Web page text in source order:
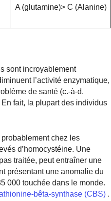
A (glutamine)> C (Alanine)
sont incroyablement
l’activité enzymatique,
de santé (c.-à-d.
fait, la plupart des individus
chez les
d’homocystéine. Une
traitée, peut entraîner une
présentant une anomalie du
000 touchée dans le monde.
bêta-synthase (CBS) .